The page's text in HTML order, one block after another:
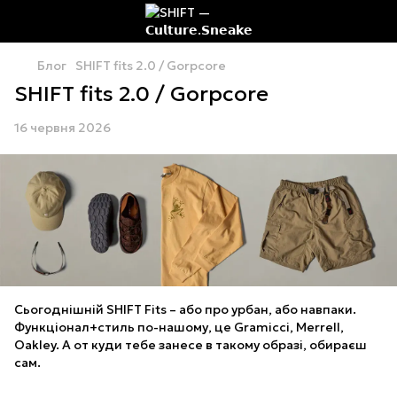
Блог SHIFT fits 2.0 / Gorpcore
SHIFT fits 2.0 / Gorpcore
16 червня 2026
Сьогоднішній SHIFT Fits – або про урбан, або навпаки.
Функціонал+стиль по-нашому, це Gramicci, Merrell,
Oakley. А от куди тебе занесе в такому образі, обираєш
сам.